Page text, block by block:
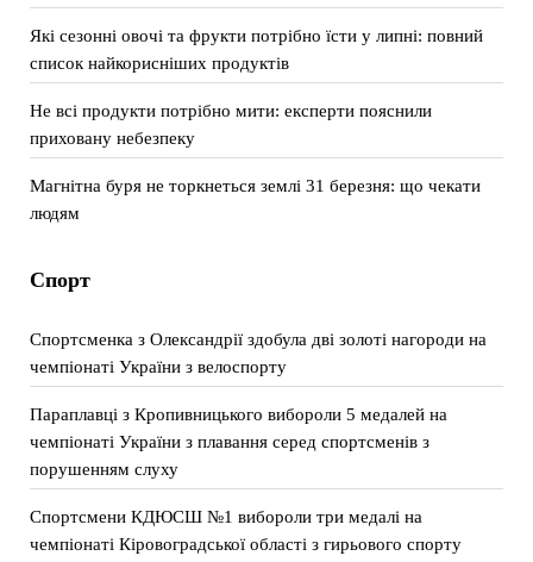
Які сезонні овочі та фрукти потрібно їсти у липні: повний
список найкорисніших продуктів
Не всі продукти потрібно мити: експерти пояснили
приховану небезпеку
Магнітна буря не торкнеться землі 31 березня: що чекати
людям
Спорт
Спортсменка з Олександрії здобула дві золоті нагороди на
чемпіонаті України з велоспорту
Параплавці з Кропивницького вибороли 5 медалей на
чемпіонаті України з плавання серед спортсменів з
порушенням слуху
Спортсмени КДЮСШ №1 вибороли три медалі на
чемпіонаті Кіровоградської області з гирьового спорту